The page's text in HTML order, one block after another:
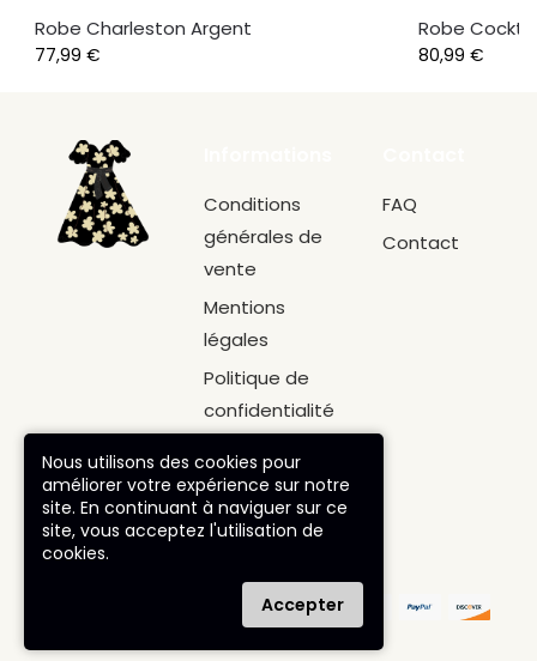
Robe Charleston Argent
77,99 €
Robe
80,99 €
Conditions
générales de
vente
Mentions
légales
Politique de
confidentialité
retour
FAQ
Contact
Nous utilisons des cookies pour
améliorer votre expérience sur notre
site. En continuant à naviguer sur ce
site, vous acceptez l'utilisation de
cookies.
Accepter